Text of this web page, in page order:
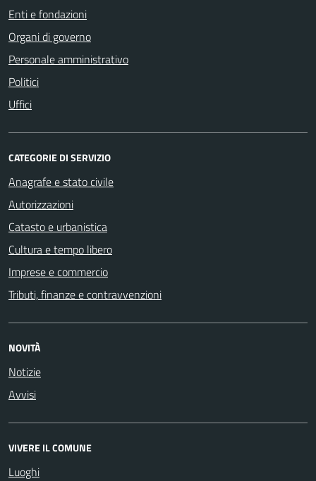
Enti e fondazioni
Organi di governo
Personale amministrativo
Politici
Uffici
CATEGORIE DI SERVIZIO
Anagrafe e stato civile
Autorizzazioni
Catasto e urbanistica
Cultura e tempo libero
Imprese e commercio
Tributi, finanze e contravvenzioni
NOVITÀ
Notizie
Avvisi
VIVERE IL COMUNE
Luoghi